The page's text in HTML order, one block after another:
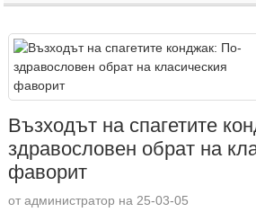
Възходът на спагетите
здравословен обрат на
фаворит
от администратор на 25-03-05